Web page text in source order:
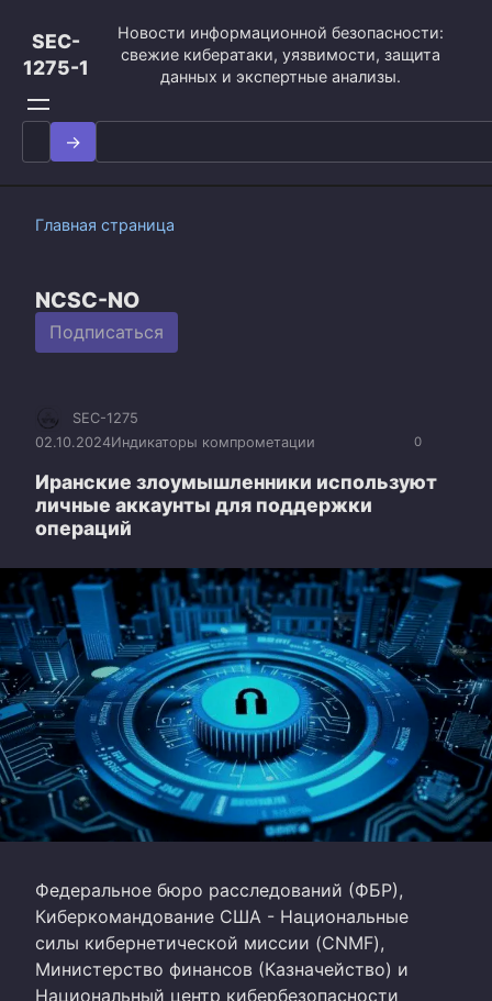
контенту
SEC-
1275-1
Новости информационной безопасности:
свежие кибератаки, уязвимости, защита
данных и экспертные анализы.
Search
for:
Главная страница
NCSC-NO
Подписаться
0
SEC-1275
02.10.2024Индикаторы компрометации
Иранские злоумышленники используют
личные аккаунты для поддержки
операций
Федеральное бюро расследований (ФБР),
Киберкомандование США - Национальные
силы кибернетической миссии (CNMF),
Министерство финансов (Казначейство) и
Национальный центр кибербезопасности